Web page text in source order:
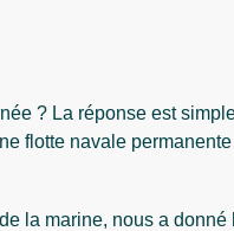
? La réponse est
flotte navale
la marine, nous a